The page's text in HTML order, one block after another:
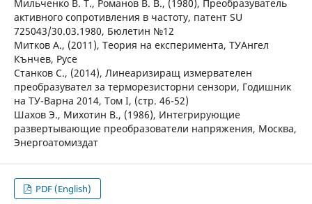
Мильченко В. Т., Романов В. В., (1980), Преобразуватель
активного сопротивления в частоту, патент SU
725043/30.03.1980, Бюлетин №12
Митков А., (2011), Теория на експеримента, ТУАнгел
Кънчев, Русе
Станков С., (2014), Линеаризиращ измервателен
преобразувател за терморезисторни сензори, Годишник
на ТУ-Варна 2014, Том I, (стр. 46-52)
Шахов Э., Михотин В., (1986), Интегрирующие
развертывающие преобразователи напряжения, Москва,
Энергоатомиздат
PDF (English)